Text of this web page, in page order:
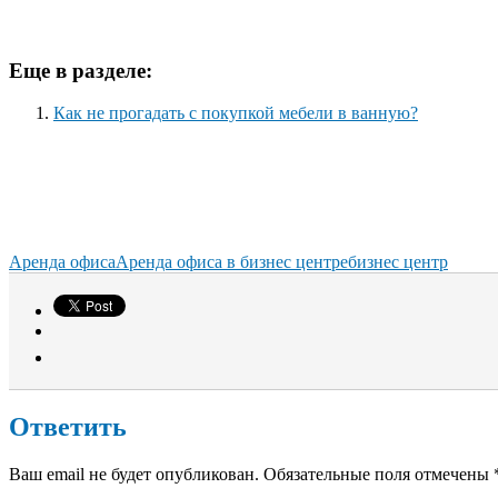
Еще в разделе:
Как не прогадать с покупкой мебели в ванную?
Аренда офисаАренда офиса в бизнес центребизнес центр
Ответить
Ваш email не будет опубликован. Обязательные поля отмечены